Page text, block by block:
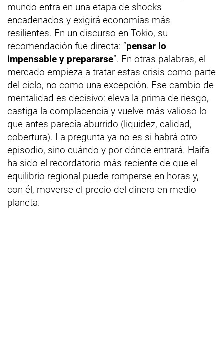
mundo entra en una etapa de shocks
encadenados y exigirá economías más
resilientes. En un discurso en Tokio, su
recomendación fue directa: “pensar lo
impensable y prepararse”. En otras palabras, el
mercado empieza a tratar estas crisis como parte
del ciclo, no como una excepción. Ese cambio de
mentalidad es decisivo: eleva la prima de riesgo,
castiga la complacencia y vuelve más valioso lo
que antes parecía aburrido (liquidez, calidad,
cobertura). La pregunta ya no es si habrá otro
episodio, sino cuándo y por dónde entrará. Haifa
ha sido el recordatorio más reciente de que el
equilibrio regional puede romperse en horas y,
con él, moverse el precio del dinero en medio
planeta.